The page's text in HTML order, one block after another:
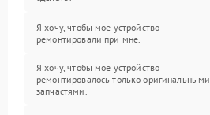
Я хочу, чтобы мое устройство
ремонтировали при мне.
Я хочу, чтобы мое устройство
ремонтировалось только оригинальными
запчастями.